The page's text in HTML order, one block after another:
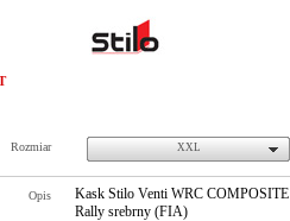
Rozmiar XXL
Opis
Kask Stilo Venti WRC COMPOSITE
Rally srebrny (FIA)